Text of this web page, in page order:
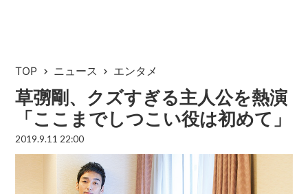
TOP ニュース エンタメ
草彅剛、クズすぎる主人公を熱演
「ここまでしつこい役は初めて」
2019.9.11 22:00